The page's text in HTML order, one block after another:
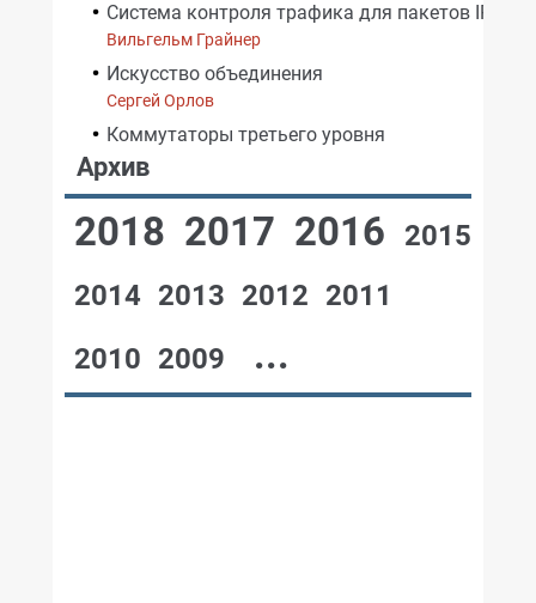
Система контроля трафика для пакетов IP
Вильгельм Грайнер
Искусство объединения
Сергей Орлов
Коммутаторы третьего уровня
Архив
2018 2017 2016
2015
2014 2013 2012 2011
2010 2009 ...